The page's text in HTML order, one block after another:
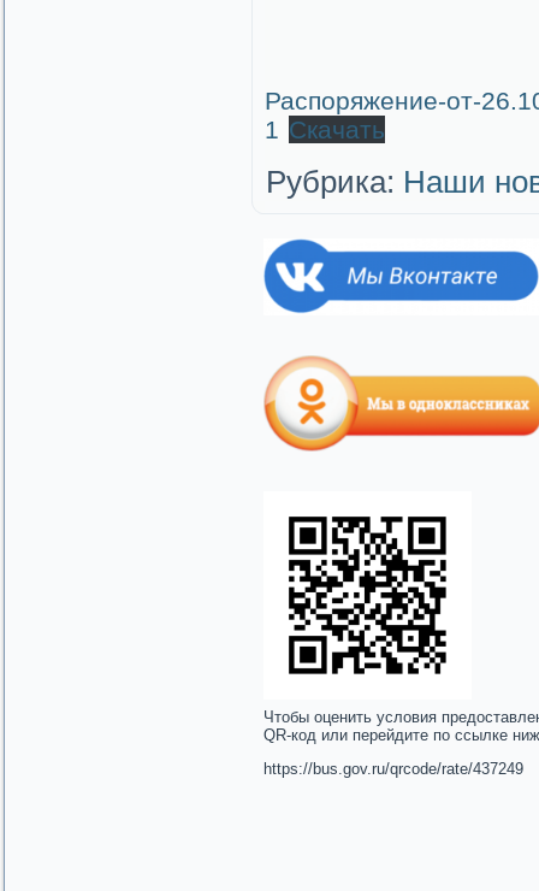
Распоряжение-от-
1 Скачать
Рубрика: Наши
Чтобы оценить условия
QR-код или перейдите по ссылке
https://bus.gov.ru/qrcode/rate/437249